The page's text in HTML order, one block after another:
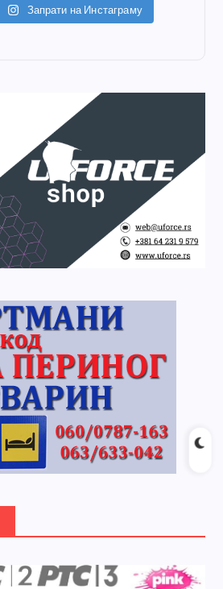
Запрати на Инстаграму